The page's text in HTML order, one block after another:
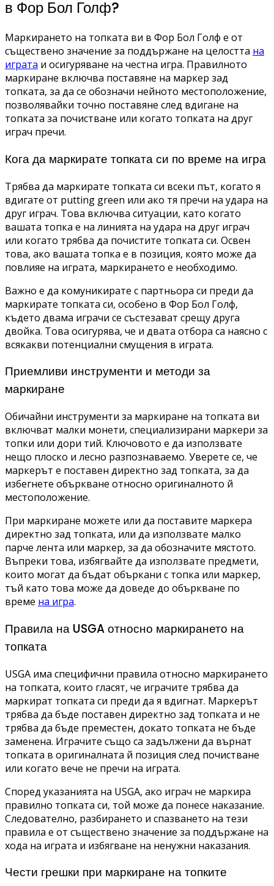
в Фор Бол Голф?
Маркирането на топката ви в Фор Бол Голф е от
съществено значение за поддържане на целостта на
играта и осигуряване на честна игра. Правилното
маркиране включва поставяне на маркер зад
топката, за да се обозначи нейното местоположение,
позволявайки точно поставяне след вдигане на
топката за почистване или когато топката на друг
играч пречи.
Кога да маркирате топката си по време на игра
Трябва да маркирате топката си всеки път, когато я
вдигате от putting green или ако тя пречи на удара на
друг играч. Това включва ситуации, като когато
вашата топка е на линията на удара на друг играч
или когато трябва да почистите топката си. Освен
това, ако вашата топка е в позиция, която може да
повлияе на играта, маркирането е необходимо.
Важно е да комуникирате с партньора си преди да
маркирате топката си, особено в Фор Бол Голф,
където двама играчи се състезават срещу друга
двойка. Това осигурява, че и двата отбора са наясно с
всякакви потенциални смущения в играта.
Приемливи инструменти и методи за
маркиране
Обичайни инструменти за маркиране на топката ви
включват малки монети, специализирани маркери за
топки или дори тий. Ключовото е да използвате
нещо плоско и лесно разпознаваемо. Уверете се, че
маркерът е поставен директно зад топката, за да
избегнете объркване относно оригиналното й
местоположение.
При маркиране можете или да поставите маркера
директно зад топката, или да използвате малко
парче лента или маркер, за да обозначите мястото.
Въпреки това, избягвайте да използвате предмети,
които могат да бъдат объркани с топка или маркер,
тъй като това може да доведе до объркване по
време на игра.
Правила на USGA относно маркирането на
топката
USGA има специфични правила относно маркирането
на топката, които гласят, че играчите трябва да
маркират топката си преди да я вдигнат. Маркерът
трябва да бъде поставен директно зад топката и не
трябва да бъде преместен, докато топката не бъде
заменена. Играчите също са задължени да върнат
топката в оригиналната й позиция след почистване
или когато вече не пречи на играта.
Според указанията на USGA, ако играч не маркира
правилно топката си, той може да понесе наказание.
Следователно, разбирането и спазването на тези
правила е от съществено значение за поддържане на
хода на играта и избягване на ненужни наказания.
Чести грешки при маркиране на топките